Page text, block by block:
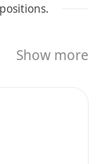
保區域目標的
需求及發展方
Show more